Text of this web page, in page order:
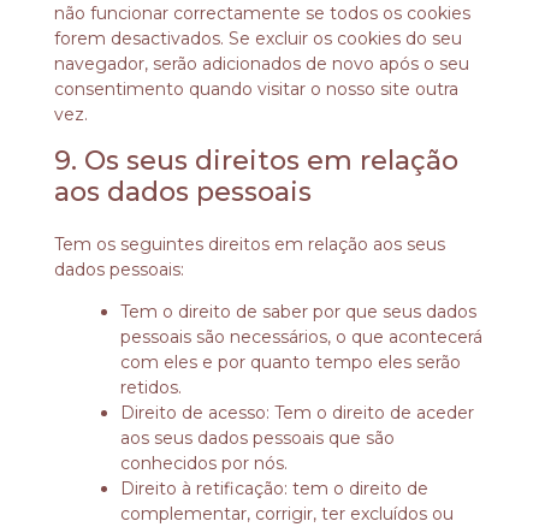
não funcionar correctamente se todos os cookies
forem desactivados. Se excluir os cookies do seu
navegador, serão adicionados de novo após o seu
consentimento quando visitar o nosso site outra
vez.
9. Os seus direitos em relação
aos dados pessoais
Tem os seguintes direitos em relação aos seus
dados pessoais:
Tem o direito de saber por que seus dados
pessoais são necessários, o que acontecerá
com eles e por quanto tempo eles serão
retidos.
Direito de acesso: Tem o direito de aceder
aos seus dados pessoais que são
conhecidos por nós.
Direito à retificação: tem o direito de
complementar, corrigir, ter excluídos ou